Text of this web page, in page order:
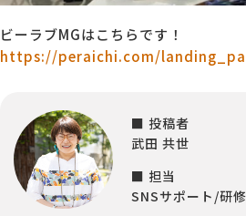
ビーラブMGはこちらです！
https://peraichi.com/
■ 投稿者
武田 共世
■ 担当
SNSサポート/研